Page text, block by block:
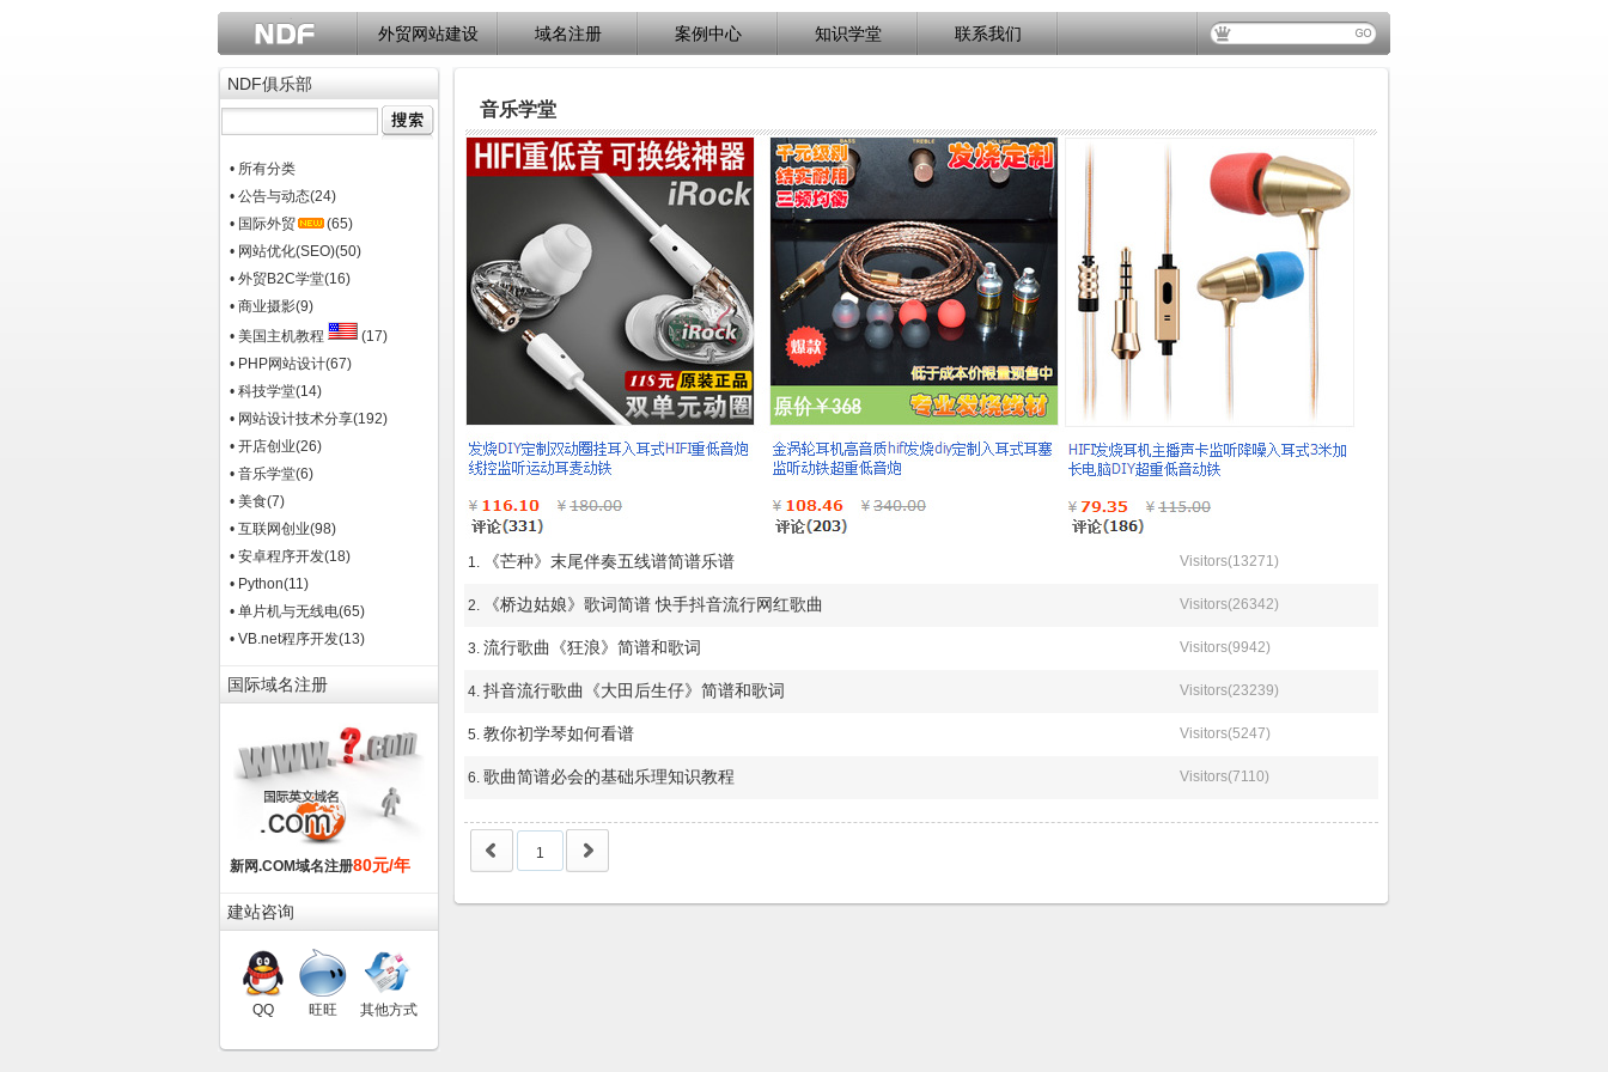
外贸网站建设 域名注册 案例中心 知识学堂 联系我们
音乐学堂
1. 《芒种》末尾伴奏五线谱简谱乐谱 Visitors(13271)
2. 《桥边姑娘》歌词简谱 快手抖音流行网红歌曲 Visitors(26342)
3. 流行歌曲《狂浪》简谱和歌词 Visitors(9942)
4. 抖音流行歌曲《大田后生仔》简谱和歌词 Visitors(23239)
5. 教你初学琴如何看谱 Visitors(5247)
6. 歌曲简谱必会的基础乐理知识教程 Visitors(7110)
1
NDF俱乐部
• 所有分类
• 公告与动态(24)
• 国际外贸
(65)
• 网站优化(SEO)(50)
• 外贸B2C学堂(16)
• 商业摄影(9)
• 美国主机教程
(17)
• PHP网站设计(67)
• 科技学堂(14)
• 网站设计技术分享(192)
• 开店创业(26)
• 音乐学堂(6)
• 美食(7)
• 互联网创业(98)
• 安卓程序开发(18)
• Python(11)
• 单片机与无线电(65)
• VB.net程序开发(13)
国际域名注册
新网.COM域名注册80元/年
建站咨询
QQ 旺旺 其他方式